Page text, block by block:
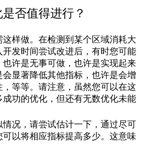
否值得进行？
样做。在检测到某个区域消耗大
发时间尝试改进后，有时您可能
许是无事可做，也许是实现起来
显著降低其他指标，也许是会增
等等。请注意，虽然您可以在这
功的优化，但还有无数优化未能
况，请尝试估计一下，通过尽可
以将相应指标提高多少。这意味